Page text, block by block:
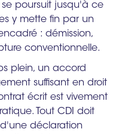
poursuit jusqu'à ce
y mette fin par un
: démission,
conventionnelle.
plein, un accord
suffisant en droit
écrit est vivement
Tout CDI doit
déclaration